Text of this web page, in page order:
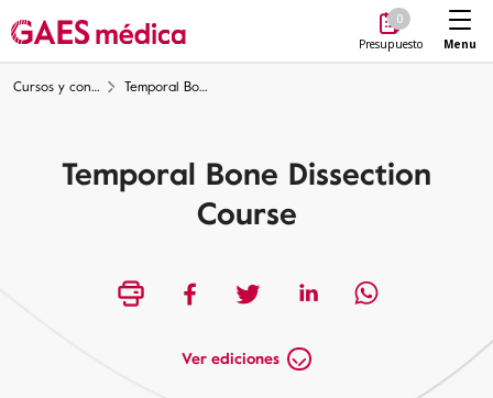
0
Presupuesto Menu
Cursos y congresos Temporal Bone Dissection Course
Temporal Bone Dissection
Course
Ver ediciones